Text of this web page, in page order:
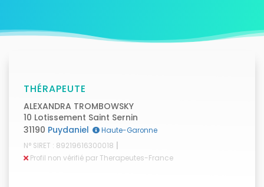
THÉRAPEUTE
ALEXANDRA TROMBOWSKY
10 Lotissement Saint Sernin
31190 Puydaniel
Haute-Garonne
N° SIRET : 89219616300018 |
Profil non vérifié par Therapeutes-France